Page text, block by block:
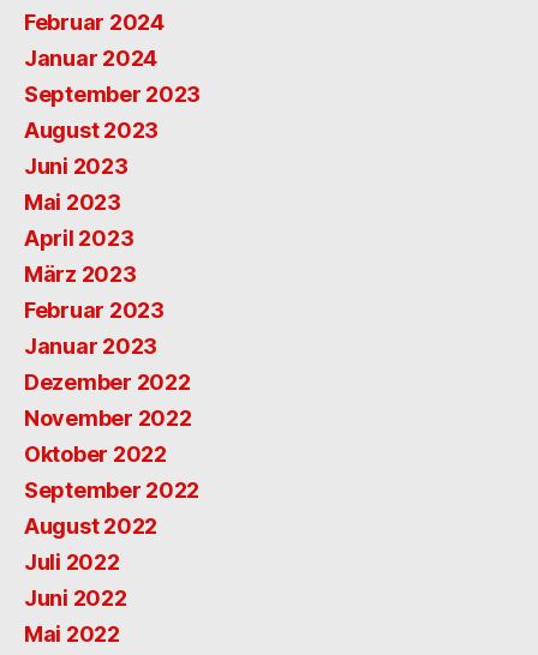
Februar 2024
Januar 2024
September 2023
August 2023
Juni 2023
Mai 2023
April 2023
März 2023
Februar 2023
Januar 2023
Dezember 2022
November 2022
Oktober 2022
September 2022
August 2022
Juli 2022
Juni 2022
Mai 2022